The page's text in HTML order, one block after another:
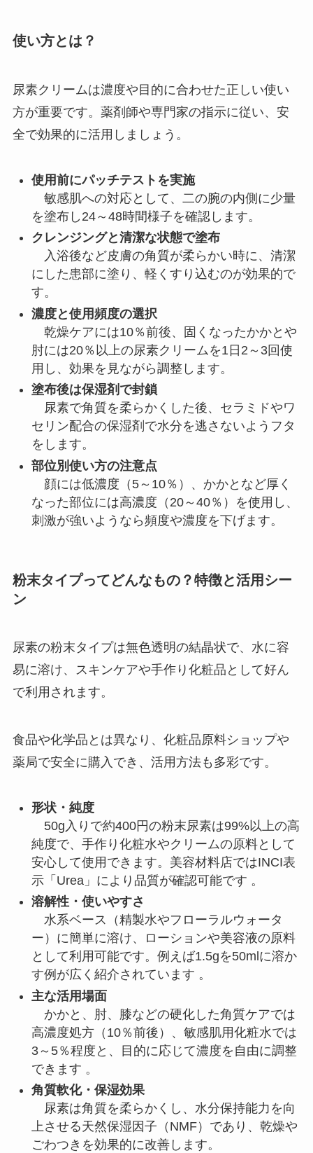
使い方とは？
尿素クリームは濃度や目的に合わせた正しい使い
方が重要です。薬剤師や専門家の指示に従い、安
全で効果的に活用しましょう。
使用前にパッチテストを実施
敏感肌への対応として、二の腕の内側に少量
を塗布し24～48時間様子を確認します。
クレンジングと清潔な状態で塗布
入浴後など皮膚の角質が柔らかい時に、清潔
にした患部に塗り、軽くすり込むのが効果的で
す。
濃度と使用頻度の選択
乾燥ケアには10％前後、固くなったかかとや
肘には20％以上の尿素クリームを1日2～3回使
用し、効果を見ながら調整します。
塗布後は保湿剤で封鎖
尿素で角質を柔らかくした後、セラミドやワ
セリン配合の保湿剤で水分を逃さないようフタ
をします。
部位別使い方の注意点
顔には低濃度（5～10％）、かかとなど厚く
なった部位には高濃度（20～40％）を使用し、
刺激が強いようなら頻度や濃度を下げます。
粉末タイプってどんなもの？特徴と活用シー
ン
尿素の粉末タイプは無色透明の結晶状で、水に容
易に溶け、スキンケアや手作り化粧品として好ん
で利用されます。
食品や化学品とは異なり、化粧品原料ショップや
薬局で安全に購入でき、活用方法も多彩です。
形状・純度
50g入りで約400円の粉末尿素は99%以上の高
純度で、手作り化粧水やクリームの原料として
安心して使用できます。美容材料店ではINCI表
示「Urea」により品質が確認可能です 。
溶解性・使いやすさ
水系ベース（精製水やフローラルウォータ
ー）に簡単に溶け、ローションや美容液の原料
として利用可能です。例えば1.5gを50mlに溶か
す例が広く紹介されています 。
主な活用場面
かかと、肘、膝などの硬化した角質ケアでは
高濃度処方（10％前後）、敏感肌用化粧水では
3～5％程度と、目的に応じて濃度を自由に調整
できます 。
角質軟化・保湿効果
尿素は角質を柔らかくし、水分保持能力を向
上させる天然保湿因子（NMF）であり、乾燥や
ごわつきを効果的に改善します。